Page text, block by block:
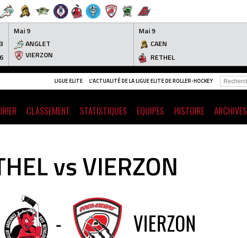
3
6
Mai 9
ANGLET
VIERZON
Mai 9
CAEN
RETHEL
LIGUE ELITE L'ACTUALITÉ DE LA LIGUE ELITE DE ROLLER-HOCKEY
CLASSEMENT STATISTIQUES EQUIPES HISTOIRE ARCHIVES
vs VIERZON
- VIERZON